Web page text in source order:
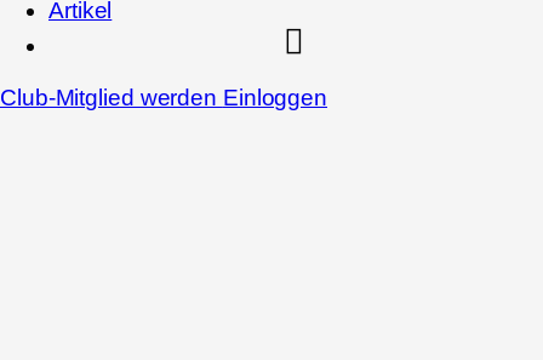
Artikel
Club-Mitglied werden Einloggen